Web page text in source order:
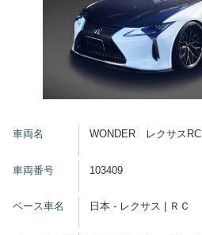
車両名 WONDER レクサスRC
車両番号 103409
ベース車名 日本 - レクサス | ＲＣ